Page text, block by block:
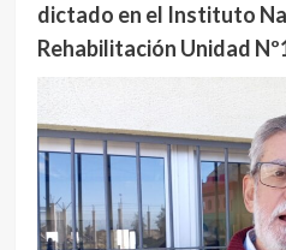
dictado en el Instituto
Rehabilitación Unidad